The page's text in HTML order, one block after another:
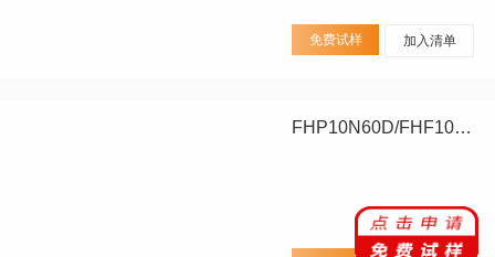
免费试样 加入清单
FHP10N60D/FHF10N60D